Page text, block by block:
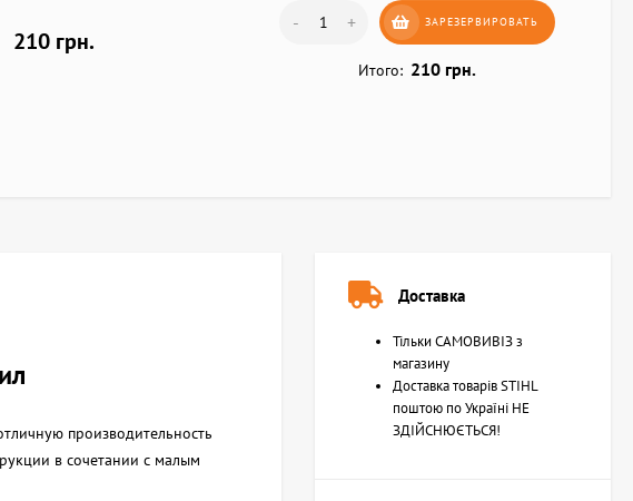
210 грн.
- + ЗАРЕЗЕРВИРОВАТЬ
Итого: 210 грн.
производительность
в сочетании с малым
Доставка
Тільки САМОВИВІЗ з
магазину
Доставка товарів STIHL
поштою по Україні НЕ
ЗДІЙСНЮЄТЬСЯ!